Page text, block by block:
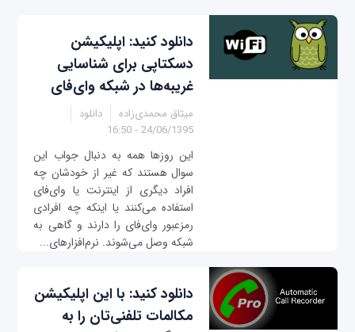
دانلود کنید: اپلیکیشن
دسکتاپی برای شناسایی
غریبه‌ها در شبکه وای‌فای
میثاق محمدی‌زاده
دانلود
24/06/1395 - 16:50
این روزها همه به دنبال جواب این
سوال هستند که غیر از خودشان چه
افراد دیگری از اینترنت یا وای‌فای
استفاده می‌کنند یا اینکه چه افرادی
رمزعبور وای‌فای را دارند و گاهی به
شبکه وصل می‌شوند. نرم‌افزارهای...
دانلود کنید: با این اپلیکیشن
مکالمات تلفنی‌تان را به